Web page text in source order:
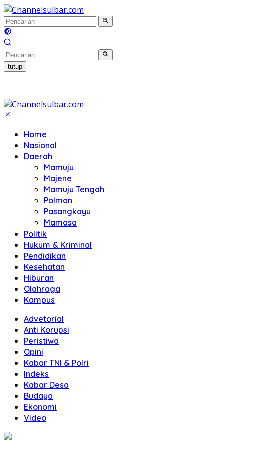
Langsung
ke
konten
tutup
Home
Nasional
Daerah
Mamuju
Majene
Mamuju Tengah
Polman
Pasangkayu
Mamasa
Politik
Hukum & Kriminal
Pendidikan
Kesehatan
Hiburan
Olahraga
Kampus
Advetorial
Anti Korupsi
Peristiwa
Opini
Kabar TNI & Polri
Indeks
Kabar Desa
Budaya
Ekonomi
Video